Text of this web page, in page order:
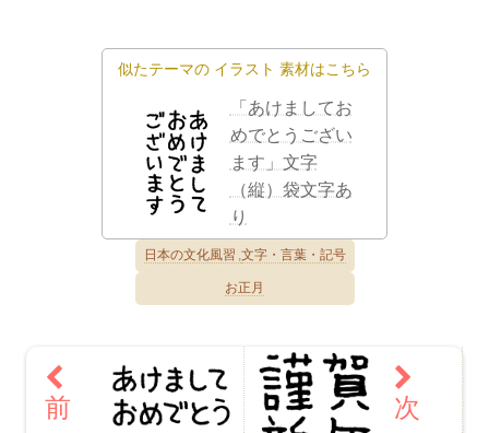
似たテーマの イラスト 素材はこちら
「あけましてお
めでとうござい
ます」文字
（縦）袋文字あ
り
日本の文化風習 文字・言葉・記号
お正月